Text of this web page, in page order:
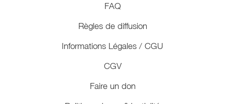
FAQ
Règles de diffusion
Informations Légales / CGU
CGV
Faire un don